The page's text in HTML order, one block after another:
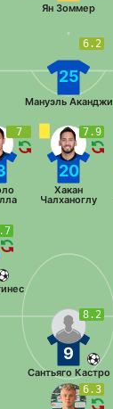
Ян Зоммер
6.2
25
Мануэль Аканджи
7.9
20
Хакан
Чалханоглу
7
6.3
8.2
9
Сантьяго Кастро